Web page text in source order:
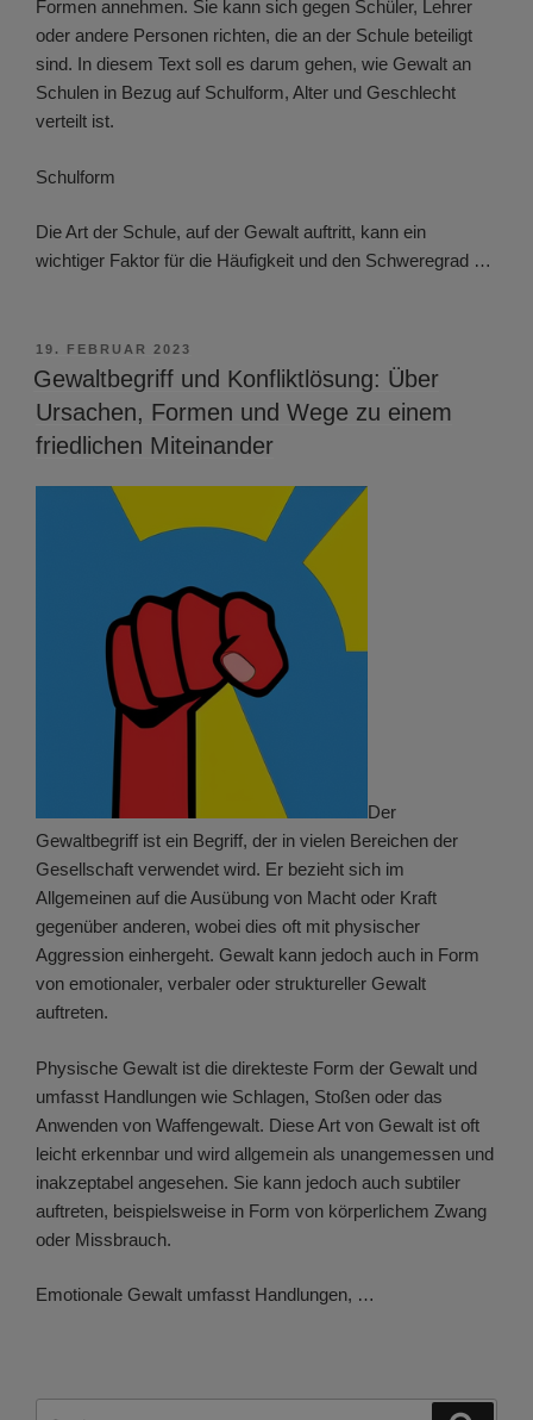
Formen annehmen. Sie kann sich gegen Schüler, Lehrer
oder andere Personen richten, die an der Schule beteiligt
sind. In diesem Text soll es darum gehen, wie Gewalt an
Schulen in Bezug auf Schulform, Alter und Geschlecht
verteilt ist.
Schulform
Die Art der Schule, auf der Gewalt auftritt, kann ein
wichtiger Faktor für die Häufigkeit und den Schweregrad …
VERÖFFENTLICHT
AM
19. FEBRUAR 2023
Gewaltbegriff und Konfliktlösung: Über
Ursachen, Formen und Wege zu einem
friedlichen Miteinander
Der
Gewaltbegriff ist ein Begriff, der in vielen Bereichen der
Gesellschaft verwendet wird. Er bezieht sich im
Allgemeinen auf die Ausübung von Macht oder Kraft
gegenüber anderen, wobei dies oft mit physischer
Aggression einhergeht. Gewalt kann jedoch auch in Form
von emotionaler, verbaler oder struktureller Gewalt
auftreten.
Physische Gewalt ist die direkteste Form der Gewalt und
umfasst Handlungen wie Schlagen, Stoßen oder das
Anwenden von Waffengewalt. Diese Art von Gewalt ist oft
leicht erkennbar und wird allgemein als unangemessen und
inakzeptabel angesehen. Sie kann jedoch auch subtiler
auftreten, beispielsweise in Form von körperlichem Zwang
oder Missbrauch.
Emotionale Gewalt umfasst Handlungen, …